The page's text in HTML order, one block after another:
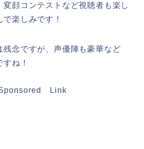
変顔コンテストなど視聴者も楽し
楽しみです！
残念ですが、声優陣も豪華など
ね！
Link